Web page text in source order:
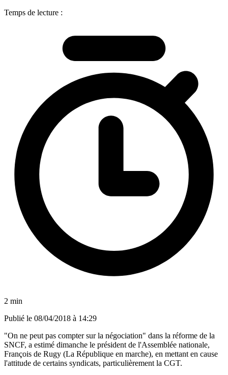
Temps de lecture :
2 min
Publié le 08/04/2018 à 14:29
"On ne peut pas compter sur la négociation" dans la réforme de la
SNCF, a estimé dimanche le président de l'Assemblée nationale,
François de Rugy (La République en marche), en mettant en cause
l'attitude de certains syndicats, particulièrement la CGT.